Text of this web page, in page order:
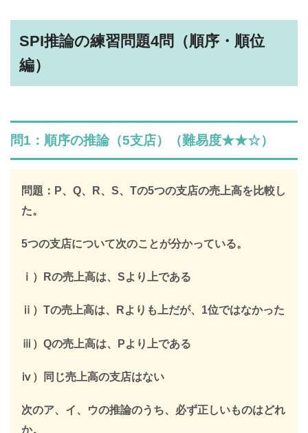
SPI推論の練習問題4問（順序・順位
編）
問1：順序の推論（5支店）（難易度★★☆）
問題：P、Q、R、S、Tの5つの支店の売上高を比較し
た。
5つの支店について次のことが分かっている。
ⅰ）Rの売上高は、Sより上である
ⅱ）Tの売上高は、Rよりも上だが、1位ではなかった
ⅲ）Qの売上高は、Pより上である
ⅳ）同じ売上高の支店はない
次のア、イ、ウの推論のうち、必ず正しいものはどれ
か。